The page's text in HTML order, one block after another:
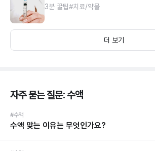
3분 꿀팁#치료/약물
더 보기
자주 묻는 질문: 수액
#수액
수액 맞는 이유는 무엇인가요?